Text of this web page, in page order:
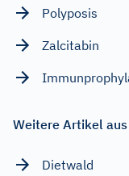
Polyposis
Zalcitabin
Weitere Artikel
Dietwald